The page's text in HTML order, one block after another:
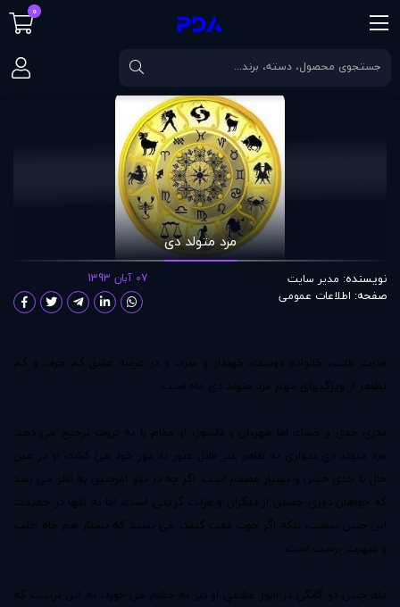
صفحه اصلی مقالات مرد متولد دی
مرد متولد دی
نویسنده: مدير سايت
صفحه: اطلاعات عمومی
07 آبان 1393
قدرت طلب، خانواده دوست، خوددار و سرد، و در عرصه عشق كم حرف و كم
تظاهر از ويژگيهاي مهم مرد متولد دي ماه است.
پدري جدي و خشك اما مهربان و دلسوز، او مقام را به ثروت ترجيح مي دهد.
مرد متولد دي ديواري به ظاهر غير قابل عبور به دور خود مي كشد، او در عين
حال تا حدي خشن و بسيار مصمم است. اگر چه در بدو امرچنين به نظر مي رسد
كه خواهان دوري جستن از ديگران و عزلت گزيني است، اما نه تنها در حقيقت
اين چنين نيست، بلكه اگر خوب دقت كنيد، مي بينيد كه بسيار هم جاه طلب
و شهرت پرست است.
يك چنين دو گانگي در امور عشقي او نيز به چشم مي خورد، به اين ترتيب كه
0